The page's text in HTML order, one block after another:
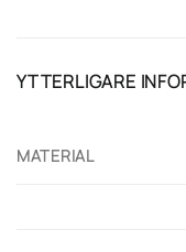
YTTERLIGARE
MATERIAL